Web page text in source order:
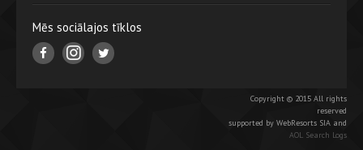
Mēs sociālajos tīklos
Copyright © 2015 All rights
reserved
supported by WebResorts SIA and
AOL Search Logs